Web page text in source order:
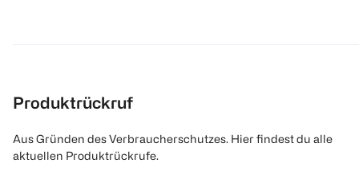
Produktrückruf
Aus Gründen des Verbraucherschutzes. Hier findest du alle
aktuellen Produktrückrufe.